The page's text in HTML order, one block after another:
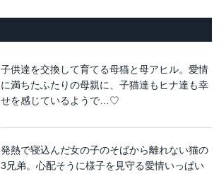
子供達を交換して育てる母猫と母アヒル。愛情
に満ちたふたりの母親に、子猫達もヒナ達も幸
せを感じているようで…♡
発熱で寝込んだ女の子のそばから離れない猫の
3兄弟。心配そうに様子を見守る愛情いっぱい